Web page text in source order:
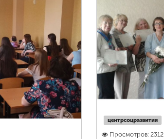
центрсоцразвития
Просмотров: 2312